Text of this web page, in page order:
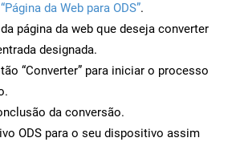
“Página da Web para ODS”.
página da web que deseja converter
designada.
“Converter” para iniciar o processo
da conversão.
ODS para o seu dispositivo assim